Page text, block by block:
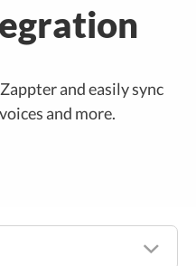
and easily sync
and more.